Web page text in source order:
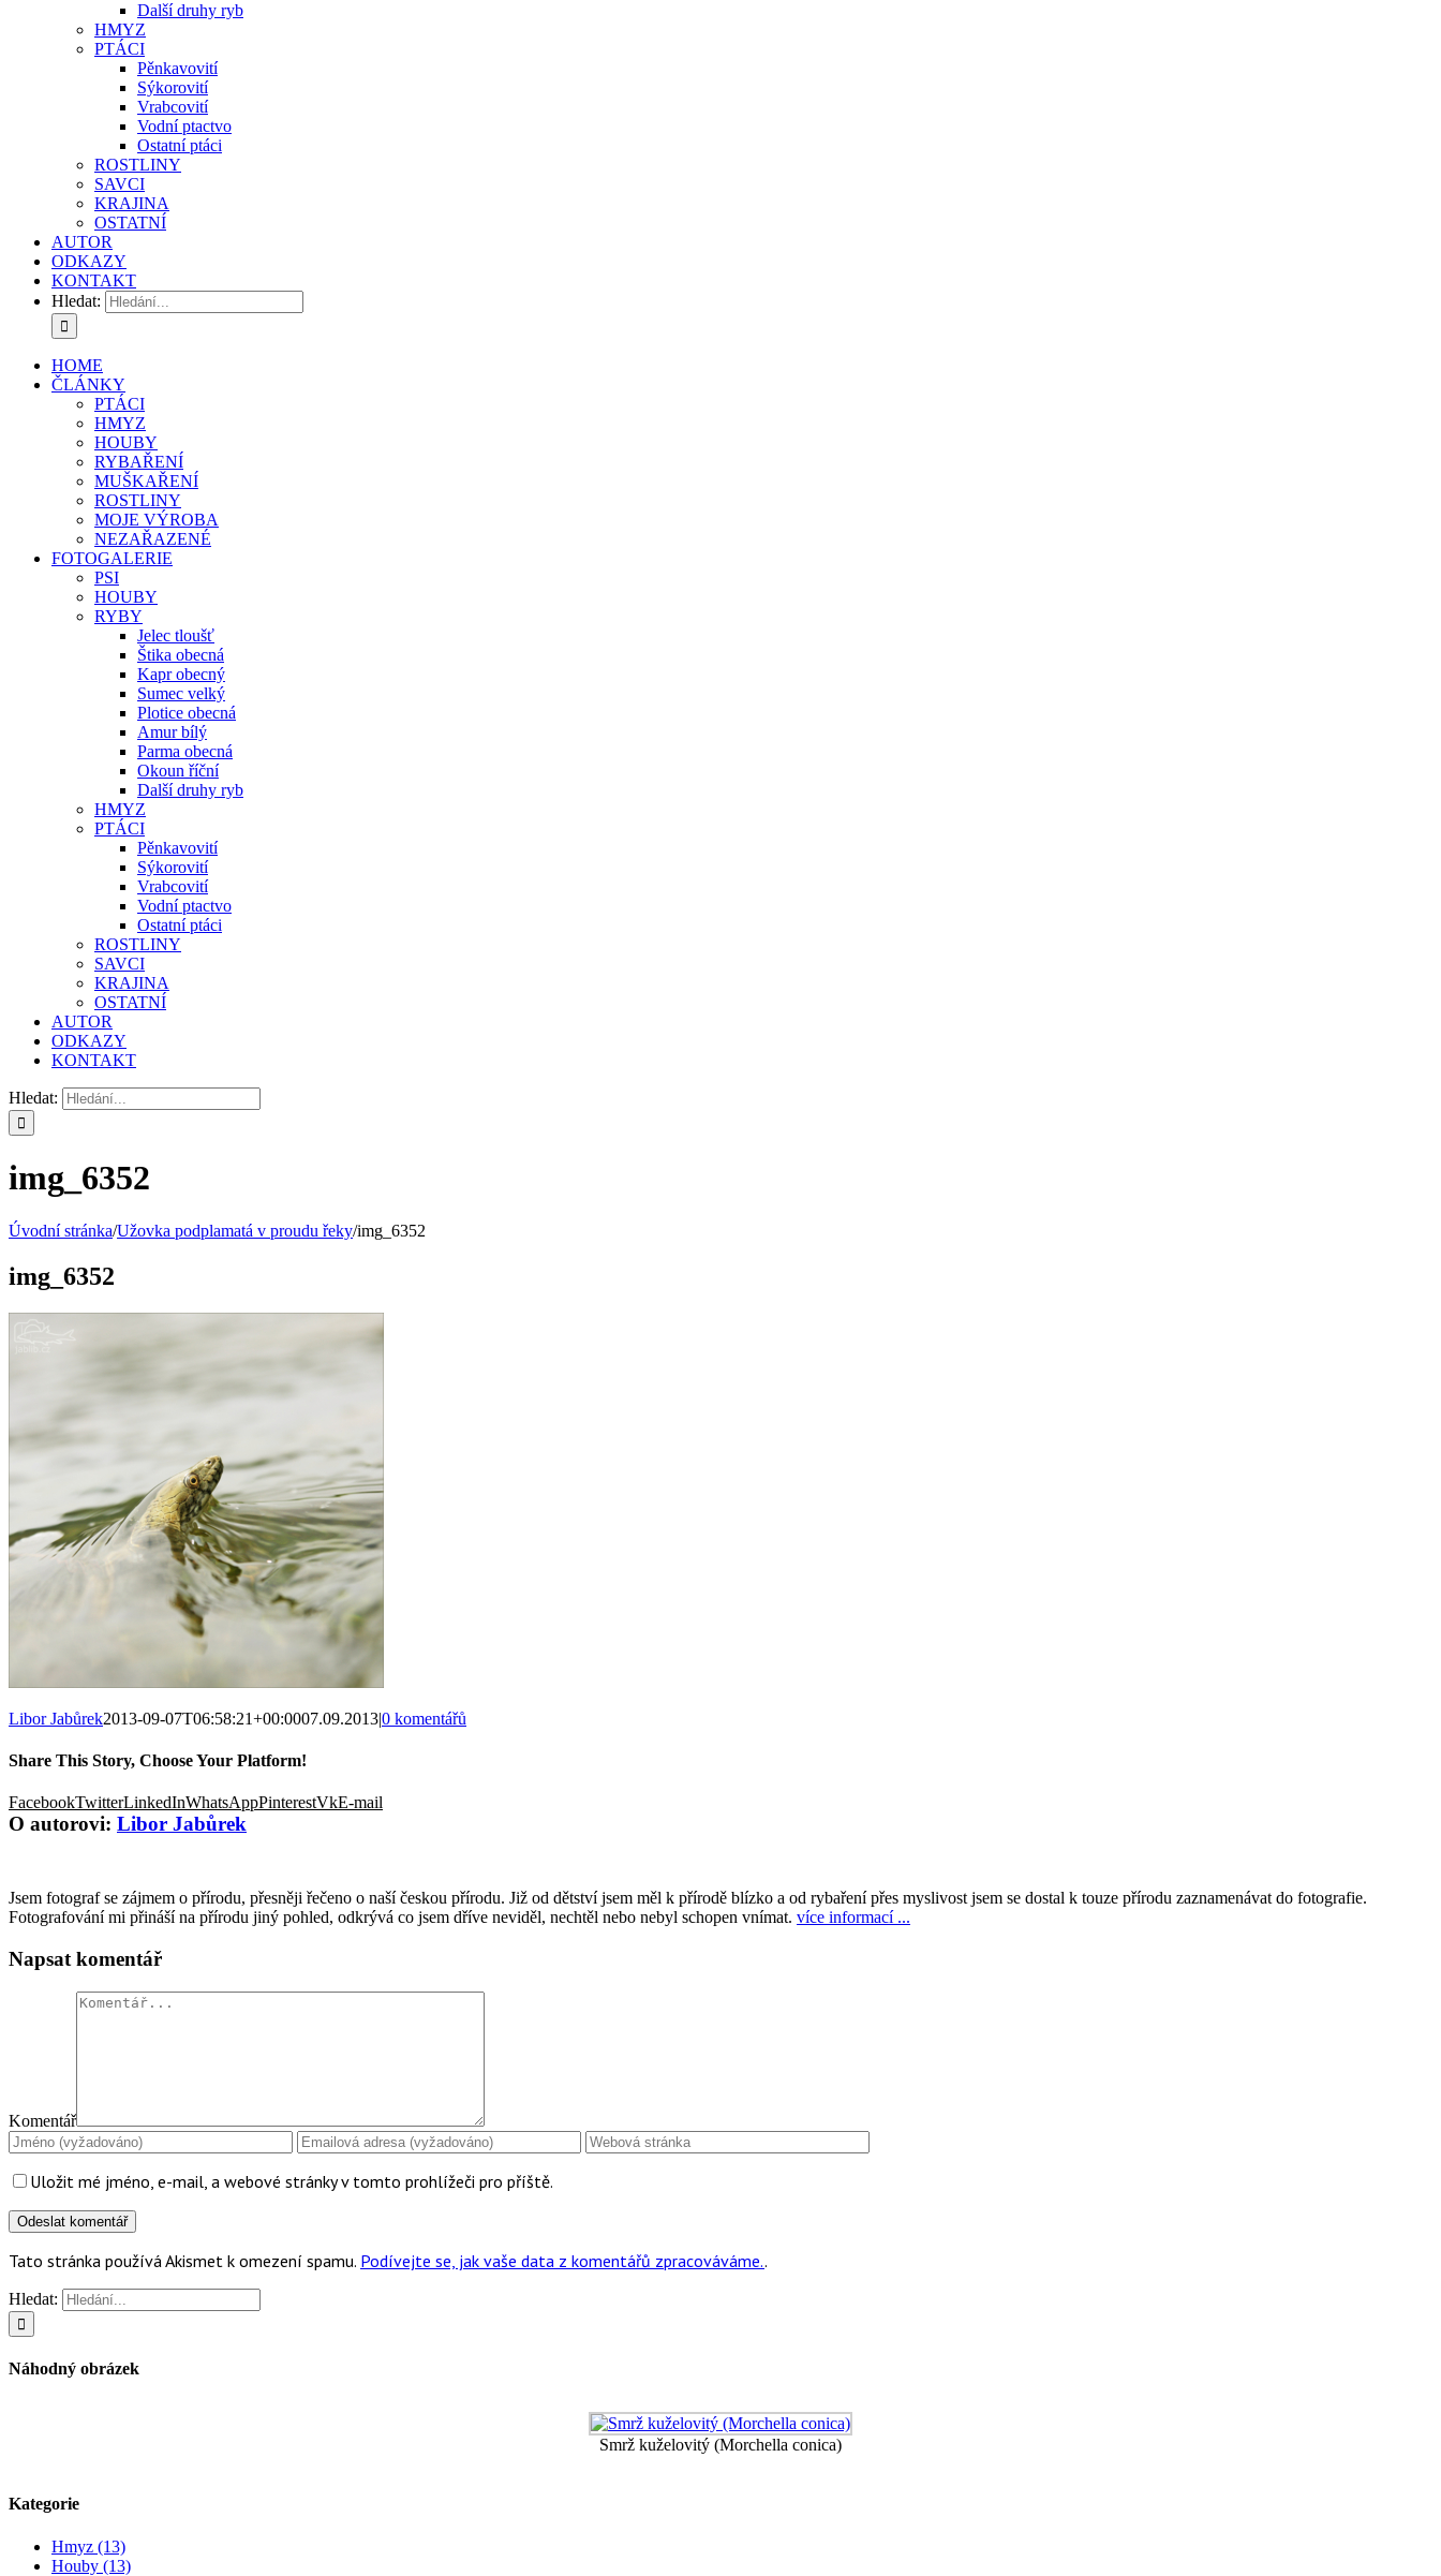
Další druhy ryb
HMYZ
PTÁCI
Pěnkavovití
Sýkorovití
Vrabcovití
Vodní ptactvo
Ostatní ptáci
ROSTLINY
SAVCI
KRAJINA
OSTATNÍ
AUTOR
ODKAZY
KONTAKT
Hledat:
HOME
ČLÁNKY
PTÁCI
HMYZ
HOUBY
RYBAŘENÍ
MUŠKAŘENÍ
ROSTLINY
MOJE VÝROBA
NEZAŘAZENÉ
FOTOGALERIE
PSI
HOUBY
RYBY
Jelec tloušť
Štika obecná
Kapr obecný
Sumec velký
Plotice obecná
Amur bílý
Parma obecná
Okoun říční
Další druhy ryb
HMYZ
PTÁCI
Pěnkavovití
Sýkorovití
Vrabcovití
Vodní ptactvo
Ostatní ptáci
ROSTLINY
SAVCI
KRAJINA
OSTATNÍ
AUTOR
ODKAZY
KONTAKT
Hledat:
img_6352
Úvodní stránka/Užovka podplamatá v proudu řeky/img_6352
img_6352
Libor Jabůrek2013-09-07T06:58:21+00:0007.09.2013|0 komentářů
Share This Story, Choose Your Platform!
FacebookTwitterLinkedInWhatsAppPinterestVkE-mail
O autorovi: Libor Jabůrek
Jsem fotograf se zájmem o přírodu, přesněji řečeno o naší českou přírodu. Již od dětství jsem měl k přírodě blízko a od rybaření přes myslivost jsem se dostal k touze přírodu zaznamenávat do fotografie.
Fotografování mi přináší na přírodu jiný pohled, odkrývá co jsem dříve neviděl, nechtěl nebo nebyl schopen vnímat. více informací ...
Napsat komentář
Komentář
Uložit mé jméno, e-mail, a webové stránky v tomto prohlížeči pro příště.
Tato stránka používá Akismet k omezení spamu. Podívejte se, jak vaše data z komentářů zpracováváme..
Hledat:
Náhodný obrázek
Smrž kuželovitý (Morchella conica)
Kategorie
Hmyz (13)
Houby (13)